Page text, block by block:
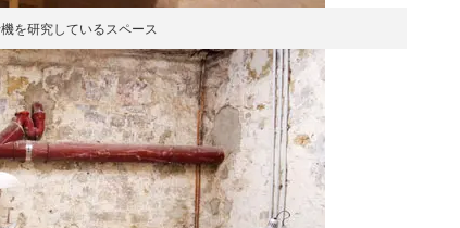
を研究しているスペース